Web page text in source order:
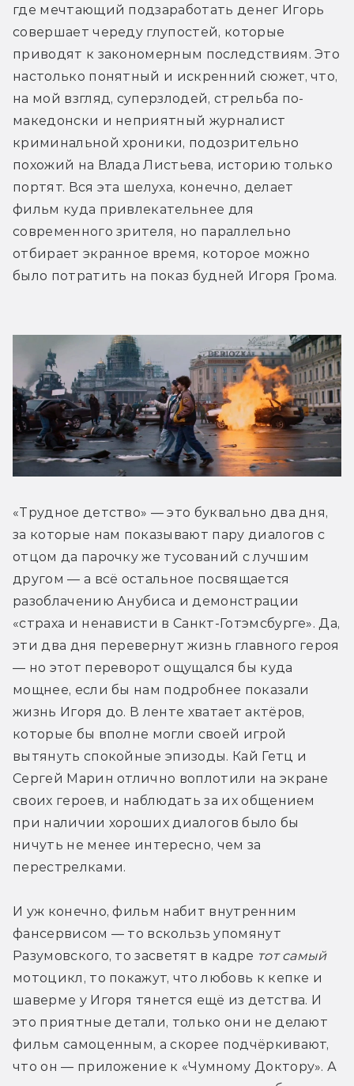
где мечтающий подзаработать денег Игорь
совершает череду глупостей, которые
приводят к закономерным последствиям. Это
настолько понятный и искренний сюжет, что,
на мой взгляд, суперзлодей, стрельба по-
македонски и неприятный журналист
криминальной хроники, подозрительно
похожий на Влада Листьева, историю только
портят. Вся эта шелуха, конечно, делает
фильм куда привлекательнее для
современного зрителя, но параллельно
отбирает экранное время, которое можно
было потратить на показ будней Игоря Грома.
«Трудное детство» — это буквально два дня,
за которые нам показывают пару диалогов с
отцом да парочку же тусований с лучшим
другом — а всё остальное посвящается
разоблачению Анубиса и демонстрации
«страха и ненависти в Санкт-Готэмсбурге». Да,
эти два дня перевернут жизнь главного героя
— но этот переворот ощущался бы куда
мощнее, если бы нам подробнее показали
жизнь Игоря до. В ленте хватает актёров,
которые бы вполне могли своей игрой
вытянуть спокойные эпизоды. Кай Гетц и
Сергей Марин отлично воплотили на экране
своих героев, и наблюдать за их общением
при наличии хороших диалогов было бы
ничуть не менее интересно, чем за
перестрелками.
И уж конечно, фильм набит внутренним
фансервисом — то вскользь упомянут
Разумовского, то засветят в кадре тот самый
мотоцикл, то покажут, что любовь к кепке и
шаверме у Игоря тянется ещё из детства. И
это приятные детали, только они не делают
фильм самоценным, а скорее подчёркивают,
что он — приложение к «Чумному Доктору». А